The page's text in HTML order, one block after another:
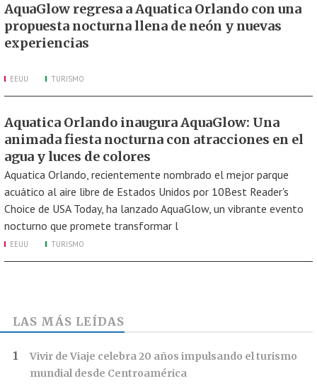
AquaGlow regresa a Aquatica Orlando con una
propuesta nocturna llena de neón y nuevas
experiencias
EEUU TURISMO
Aquatica Orlando inaugura AquaGlow: Una
animada fiesta nocturna con atracciones en el
agua y luces de colores
Aquatica Orlando, recientemente nombrado el mejor parque
acuático al aire libre de Estados Unidos por 10Best Reader's
Choice de USA Today, ha lanzado AquaGlow, un vibrante evento
nocturno que promete transformar l
EEUU TURISMO
LAS MÁS LEÍDAS
Vivir de Viaje celebra 20 años impulsando el turismo
mundial desde Centroamérica